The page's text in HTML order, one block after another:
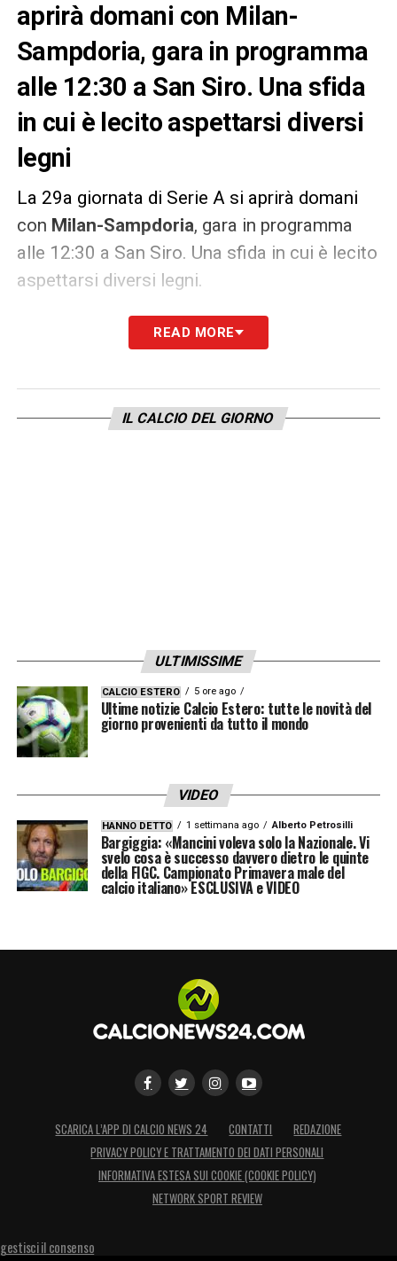
aprirà domani con Milan-
Sampdoria, gara in programma
alle 12:30 a San Siro. Una sfida
in cui è lecito aspettarsi diversi
legni
La 29a giornata di Serie A si aprirà domani
con Milan-Sampdoria, gara in programma
alle 12:30 a San Siro. Una sfida in cui è lecito
aspettarsi diversi legni.
è la squadra che ha colpito più legni
in questa Serie A (18) mentre nessuna
dal montante dellaSampdoria(16
READ MORE
IL CALCIO DEL GIORNO
ULTIMISSIME
CALCIO ESTERO 5 ore ago
Ultime notizie Calcio Estero: tutte le novità del
giorno provenienti da tutto il mondo
VIDEO
HANNO DETTO 1 settimana ago Alberto Petrosilli
Bargiggia: «Mancini voleva solo la Nazionale. Vi
svelo cosa è successo davvero dietro le quinte
della FIGC. Campionato Primavera male del
calcio italiano» ESCLUSIVA e VIDEO
SCARICA L’APP DI CALCIO NEWS 24 CONTATTI
REDAZIONE
PRIVACY POLICY E TRATTAMENTO DEI DATI PERSONALI
INFORMATIVA ESTESA SUI COOKIE (COOKIE POLICY)
NETWORK SPORT REVIEW
gestisci il consenso